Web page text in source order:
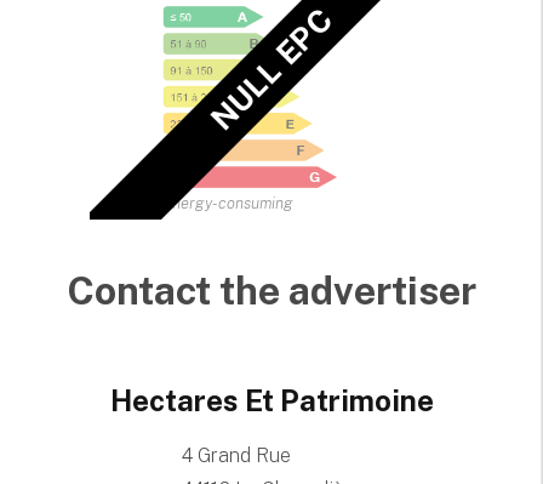
Energy-consuming
NULL EPC
Contact the advertiser
Hectares Et Patrimoine
4 Grand Rue